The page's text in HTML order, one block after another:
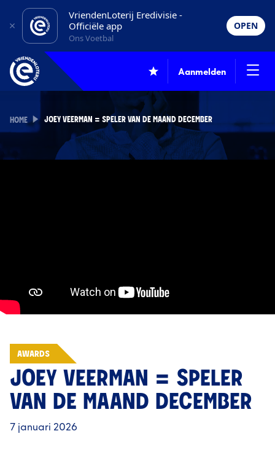
VriendenLoterij Eredivisie -
Officiële app
Ons Voetbal
OPEN
Aanmelden
HOME JOEY VEERMAN = SPELER VAN DE MAAND DECEMBER
AWARDS
JOEY VEERMAN = SPELER
VAN DE MAAND DECEMBER
7 januari 2026